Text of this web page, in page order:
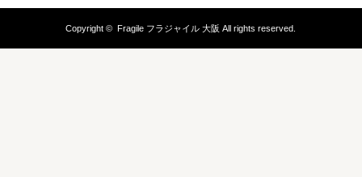
Copyright ©Fragile フラジャイル 大阪 All rights reserved.